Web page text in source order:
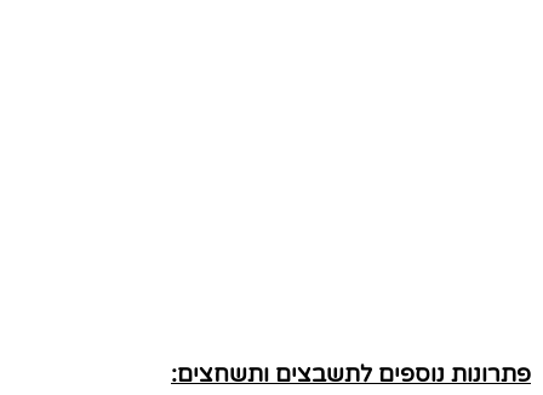
פתרונות נוספים לתשבצים ותשחצים: